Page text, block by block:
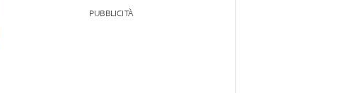
PUBBLICITÀ